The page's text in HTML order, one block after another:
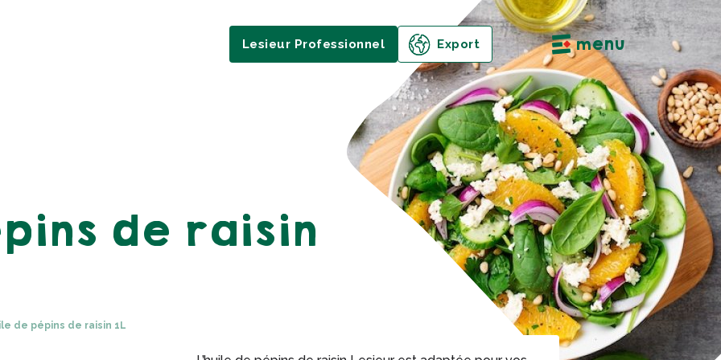
Lesieur Professionnel Export menu
de raisin
de pépins de raisin 1L